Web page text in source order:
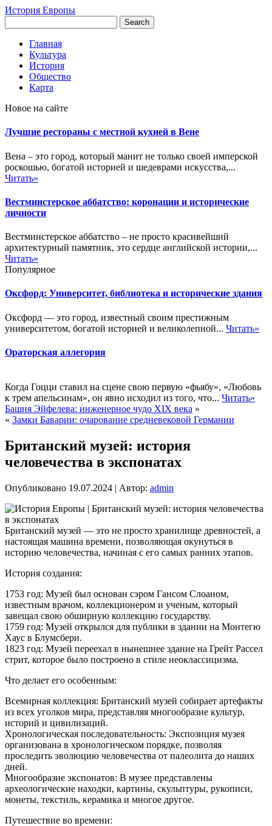
История Европы
Главная
Культура
История
Общество
Карта
Новое на сайте
Лучшие рестораны с местной кухней в Вене
Вена – это город, который манит не только своей имперской
роскошью, богатой историей и шедеврами искусства,...
Читать»
Вестминстерское аббатство: коронации и исторические
личности
Вестминстерское аббатство – не просто красивейший
архитектурный памятник, это сердце английской истории,...
Читать»
Популярное
Оксфорд: Университет, библиотека и исторические здания
Оксфорд — это город, известный своим престижным
университетом, богатой историей и великолепной... Читать»
Ораторская аллегория
Когда Гоцци ставил на сцене свою первую «фьябу», «Любовь
к трем апельсинам», он явно исходил из того, что... Читать»
Башня Эйфелева: инженерное чудо XIX века »
« Замки Баварии: очарование средневековой Германии
Британский музей: история
человечества в экспонатах
Опубликовано 19.07.2024 | Автор: admin
Британский музей — это не просто хранилище древностей, а
настоящая машина времени, позволяющая окунуться в
историю человечества, начиная с его самых ранних этапов.
История создания:
1753 год: Музей был основан сэром Гансом Слоаном,
известным врачом, коллекционером и ученым, который
завещал свою обширную коллекцию государству.
1759 год: Музей открылся для публики в здании на Монтегю
Хаус в Блумсбери.
1823 год: Музей переехал в нынешнее здание на Грейт Рассел
стрит, которое было построено в стиле неоклассицизма.
Что делает его особенным:
Всемирная коллекция: Британский музей собирает артефакты
из всех уголков мира, представляя многообразие культур,
историй и цивилизаций.
Хронологическая последовательность: Экспозиция музея
организована в хронологическом порядке, позволяя
проследить эволюцию человечества от палеолита до наших
дней.
Многообразие экспонатов: В музее представлены
археологические находки, картины, скульптуры, рукописи,
монеты, текстиль, керамика и многое другое.
Путешествие во времени: